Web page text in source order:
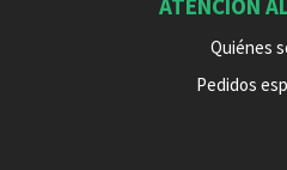
Quiénes
Pedidos